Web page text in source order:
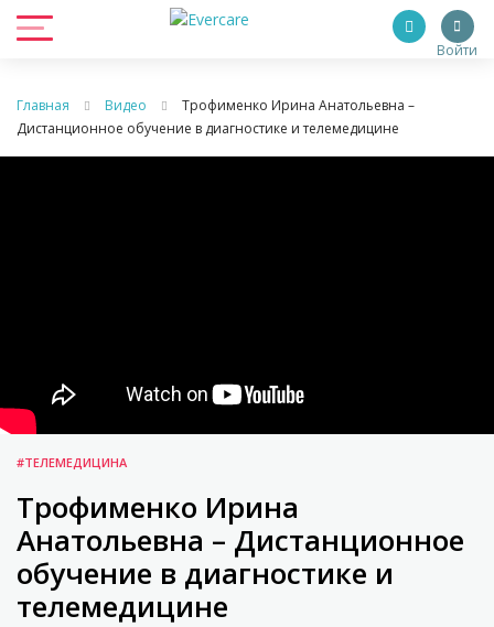
Войти
Главная Видео
Трофименко Ирина Анатольевна –
Дистанционное обучение в диагностике и телемедицине
#ТЕЛЕМЕДИЦИНА
Трофименко Ирина
Анатольевна – Дистанционное
обучение в диагностике и
телемедицине